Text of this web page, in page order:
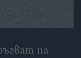
на